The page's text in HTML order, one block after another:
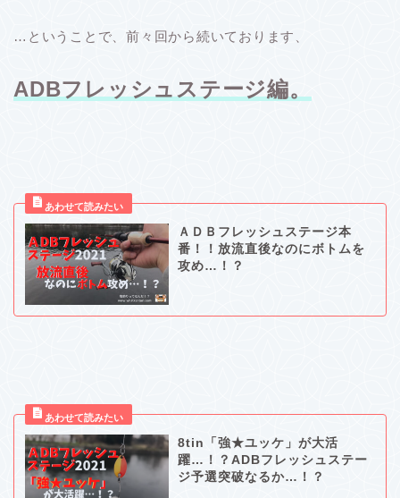
…ということで、前々回から続いております、
ADBフレッシュステージ編。
ＡＤＢフレッシュステージ本
番！！放流直後なのにボトムを
攻め…！？
8tin「強★ユッケ」が大活
躍…！？ADBフレッシュステー
ジ予選突破なるか…！？